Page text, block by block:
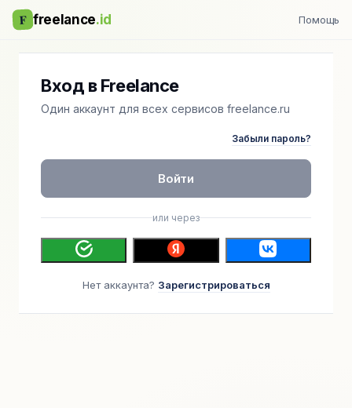
F freelance.id Помощь
Вход в Freelance
Один аккаунт для всех сервисов freelance.ru
Забыли пароль?
Войти
или через
Нет аккаунта? Зарегистрироваться